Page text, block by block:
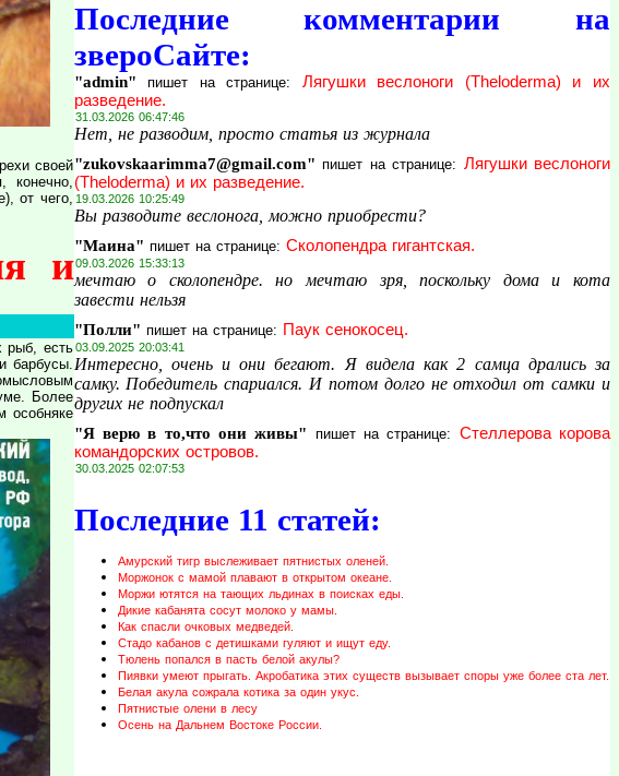
своей
конечно,
от чего,
и
рыб, есть
барбусы.
Более
особняке
Последние комментарии на
звероСайте:
"admin" пишет на странице: Лягушки веслоноги (Theloderma) и их
разведение.
31.03.2026 06:47:46
Нет, не разводим, просто статья из журнала
"zukovskaarimma7@gmail.com" пишет на странице: Лягушки веслоноги
(Theloderma) и их разведение.
19.03.2026 10:25:49
Вы разводите веслонога, можно приобрести?
"Маина" пишет на странице: Сколопендра гигантская.
09.03.2026 15:33:13
мечтаю о сколопендре. но мечтаю зря, поскольку дома и кота
завести нельзя
"Полли" пишет на странице: Паук сенокосец.
03.09.2025 20:03:41
Интересно, очень и они бегают. Я видела как 2 самца дрались за
самку. Победитель спариался. И потом долго не отходил от самки и
других не подпускал
"Я верю в то,что они живы" пишет на странице: Стеллерова корова
командорских островов.
30.03.2025 02:07:53
Последние 11 статей:
Амурский тигр выслеживает пятнистых оленей.
Моржонок с мамой плавают в открытом океане.
Моржи ютятся на тающих льдинах в поисках еды.
Дикие кабанята сосут молоко у мамы.
Как спасли очковых медведей.
Стадо кабанов с детишками гуляют и ищут еду.
Тюлень попался в пасть белой акулы?
Пиявки умеют прыгать. Акробатика этих существ вызывает споры уже более ста лет.
Белая акула сожрала котика за один укус.
Пятнистые олени в лесу
Осень на Дальнем Востоке России.